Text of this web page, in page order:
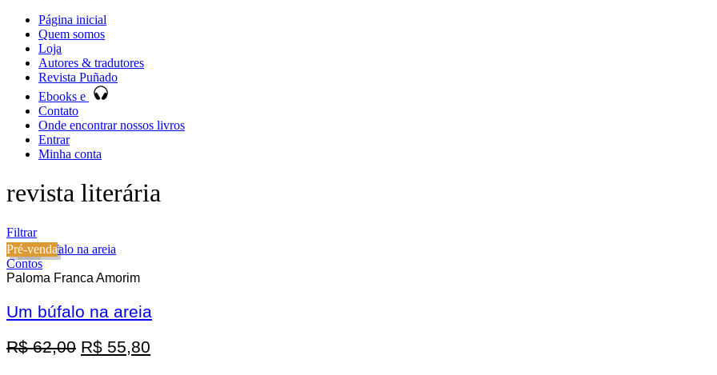
Página inicial
Quem somos
Loja
Autores & tradutores
Revista Puñado
Ebooks e
Contato
Onde encontrar nossos livros
Entrar
Minha conta
revista literária
Filtrar
Promoção
10%
Pré-venda
Contos
Paloma Franca Amorim
Um búfalo na areia
R$62,00 O
R$ 55,80